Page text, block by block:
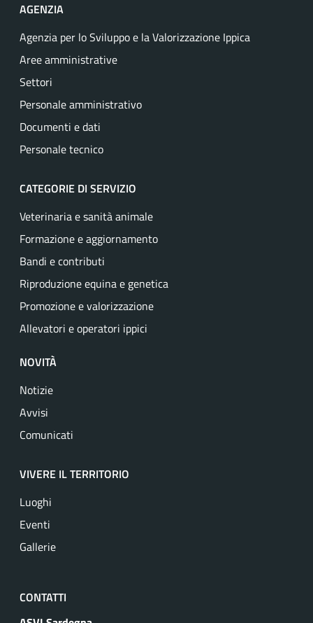
AGENZIA
Agenzia per lo Sviluppo e la Valorizzazione Ippica
Aree amministrative
Settori
Personale amministrativo
Documenti e dati
Personale tecnico
CATEGORIE DI SERVIZIO
Veterinaria e sanità animale
Formazione e aggiornamento
Bandi e contributi
Riproduzione equina e genetica
Promozione e valorizzazione
Allevatori e operatori ippici
NOVITÀ
Notizie
Avvisi
Comunicati
VIVERE IL TERRITORIO
Luoghi
Eventi
Gallerie
CONTATTI